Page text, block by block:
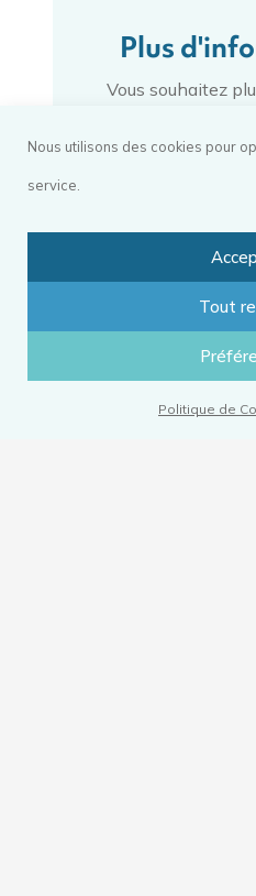
Nous utilisons des cookies pour
service.
Tout
Politique de
Plus
Vous souhaitez
N’hésitez pas à